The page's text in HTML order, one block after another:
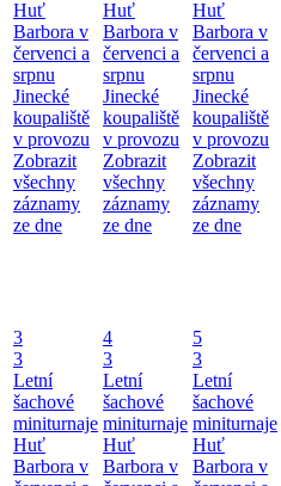
Huť
Barbora v
červenci a
srpnu
Jinecké
koupaliště
v provozu
Zobrazit
všechny
záznamy
ze dne
Huť
Barbora v
červenci a
srpnu
Jinecké
koupaliště
v provozu
Zobrazit
všechny
záznamy
ze dne
Huť
Barbora v
červenci a
srpnu
Jinecké
koupaliště
v provozu
Zobrazit
všechny
záznamy
ze dne
3
3
Letní
šachové
miniturnaje
Huť
Barbora v
4
3
Letní
šachové
miniturnaje
Huť
Barbora v
5
3
Letní
šachové
miniturnaje
Huť
Barbora v